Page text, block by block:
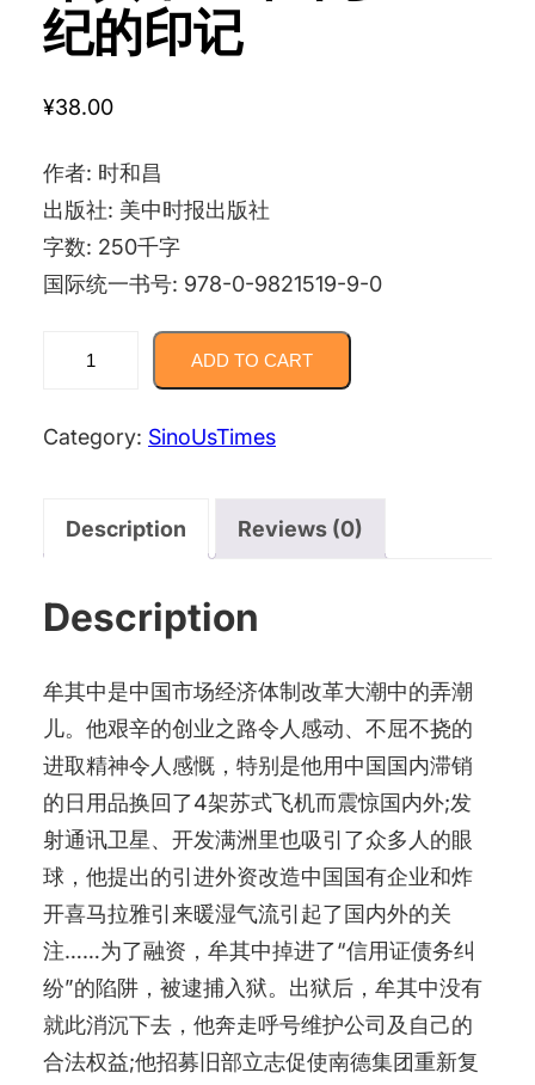
纪的印记
¥38.00
作者: 时和昌
出版社: 美中时报出版社
字数: 250千字
国际统一书号: 978-0-9821519-9-0
中：
纪
印
记
quantity
ADD TO CART
Category: SinoUsTimes
Description Reviews (0)
Description
牟其中是中国市场经济体制改革大潮中的弄潮
儿。他艰辛的创业之路令人感动、不屈不挠的
进取精神令人感慨，特别是他用中国国内滞销
的日用品换回了4架苏式飞机而震惊国内外;发
射通讯卫星、开发满洲里也吸引了众多人的眼
球，他提出的引进外资改造中国国有企业和炸
开喜马拉雅引来暖湿气流引起了国内外的关
注……为了融资，牟其中掉进了“信用证债务纠
纷”的陷阱，被逮捕入狱。出狱后，牟其中没有
就此消沉下去，他奔走呼号维护公司及自己的
合法权益;他招募旧部立志促使南德集团重新复